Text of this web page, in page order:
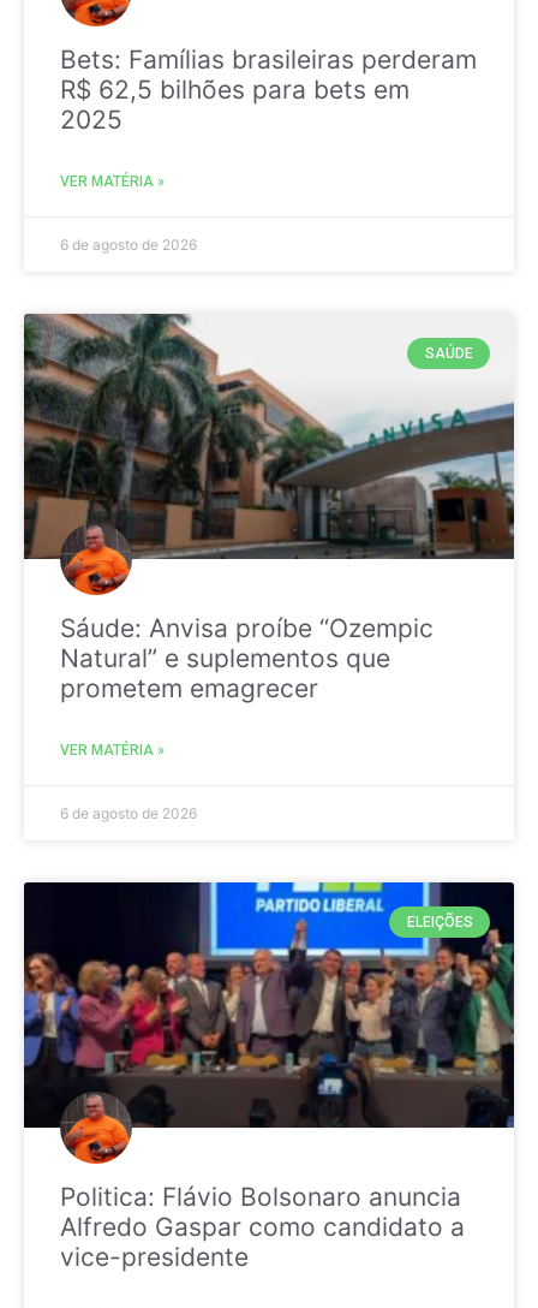
Bets: Famílias brasileiras perderam
R$ 62,5 bilhões para bets em
2025
VER MATÉRIA »
6 de agosto de 2026
SAÚDE
Sáude: Anvisa proíbe “Ozempic
Natural” e suplementos que
prometem emagrecer
VER MATÉRIA »
6 de agosto de 2026
ELEIÇÕES
Politica: Flávio Bolsonaro anuncia
Alfredo Gaspar como candidato a
vice-presidente